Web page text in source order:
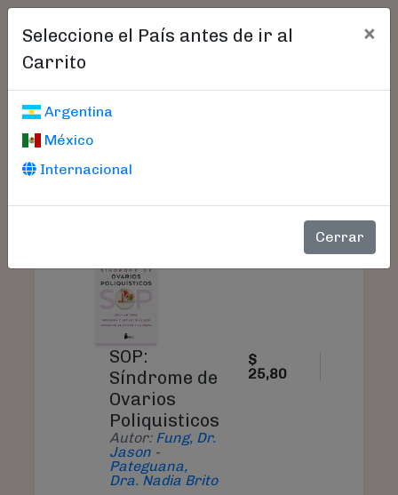
Seleccione el País antes de ir al
Carrito
×
Argentina
México
Internacional
Cerrar
Carrito De Compras
PRODUCTO PRECIO CANTIDAD
SOP:
Síndrome de
Ovarios
Poliquisticos
Autor: Fung, Dr.
Jason -
Pateguana,
Dra. Nadia Brito
$
25,80